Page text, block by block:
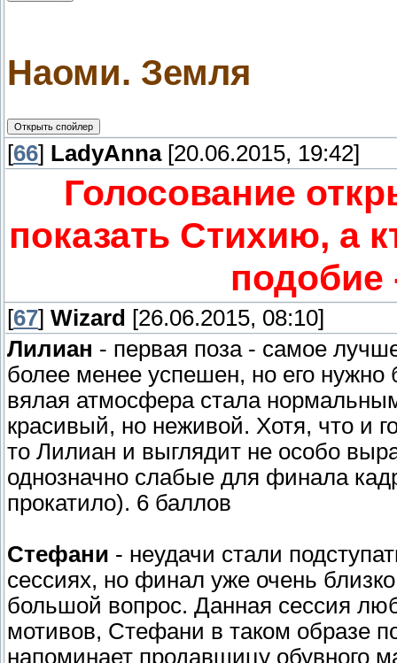
Наоми. Земля
[66] LadyAnna[20.06.2015, 19:42]
Голосование
показать Стихию, а
подобие
[67] Wizard [26.06.2015, 08:10]
Лилиан - первая поза - самое
более менее успешен, но его
вялая атмосфера стала
красивый, но неживой. Хотя, что и
то Лилиан и выглядит не особо
однозначно слабые для финала
прокатило). 6 баллов
Стефани - неудачи стали
сессиях, но финал уже очень
большой вопрос. Данная сессия
мотивов, Стефани в таком образе
напоминает продавщицу обувного